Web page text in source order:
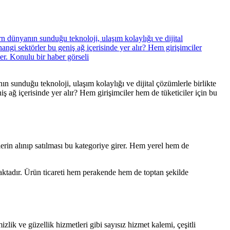
sunduğu teknoloji, ulaşım kolaylığı ve dijital çözümlerle birlikte
ağ içerisinde yer alır? Hem girişimciler hem de tüketiciler için bu
alınıp satılması bu kategoriye girer. Hem yerel hem de
Ürün ticareti hem perakende hem de toptan şekilde
ve güzellik hizmetleri gibi sayısız hizmet kalemi, çeşitli